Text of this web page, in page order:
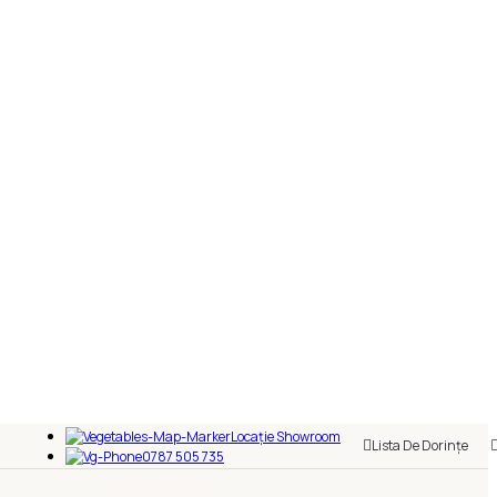
Locație Showroom
0787 505 735
Lista De Dorințe